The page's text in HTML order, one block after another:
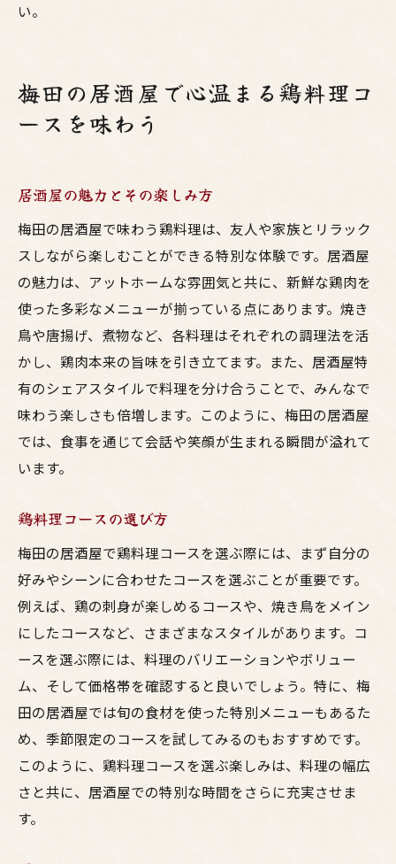
い。
梅田の居酒屋で心温まる鶏料理コ
ースを味わう
居酒屋の魅力とその楽しみ方
梅田の居酒屋で味わう鶏料理は、友人や家族とリラック
スしながら楽しむことができる特別な体験です。居酒屋
の魅力は、アットホームな雰囲気と共に、新鮮な鶏肉を
使った多彩なメニューが揃っている点にあります。焼き
鳥や唐揚げ、煮物など、各料理はそれぞれの調理法を活
かし、鶏肉本来の旨味を引き立てます。また、居酒屋特
有のシェアスタイルで料理を分け合うことで、みんなで
味わう楽しさも倍増します。このように、梅田の居酒屋
では、食事を通じて会話や笑顔が生まれる瞬間が溢れて
います。
鶏料理コースの選び方
梅田の居酒屋で鶏料理コースを選ぶ際には、まず自分の
好みやシーンに合わせたコースを選ぶことが重要です。
例えば、鶏の刺身が楽しめるコースや、焼き鳥をメイン
にしたコースなど、さまざまなスタイルがあります。コ
ースを選ぶ際には、料理のバリエーションやボリュー
ム、そして価格帯を確認すると良いでしょう。特に、梅
田の居酒屋では旬の食材を使った特別メニューもあるた
め、季節限定のコースを試してみるのもおすすめです。
このように、鶏料理コースを選ぶ楽しみは、料理の幅広
さと共に、居酒屋での特別な時間をさらに充実させま
す。